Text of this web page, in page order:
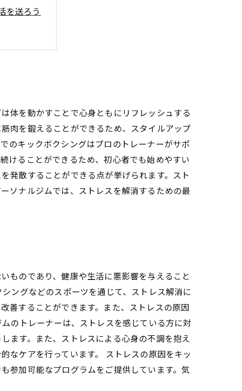
を送ろう
体を動かすことで心身ともにリフレッシュする
肉を鍛えることができるため、スタイルアップ
のキックボクシングはプロのトレーナーがサポ
けることができるため、初心者でも始めやすい
発散することができる点が挙げられます。スト
ソナルジムでは、ストレスを解消するための最
ものであり、健康や生活に悪影響を与えること
ングなどのスポーツを通じて、ストレス解消に
善することができます。また、ストレスの原因
のトレーナーは、ストレスを感じている方に対
ます。また、ストレスによる心身の不調を抱え
なケアを行っています。 ストレスの原因をキッ
参加可能なプログラムをご提供しています。気